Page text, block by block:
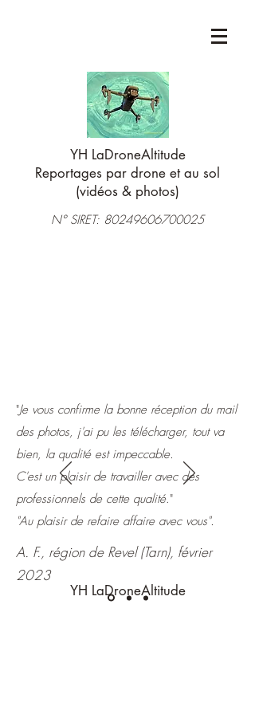
YH LaDroneAltitude
Reportages par drone et au sol
(vidéos & photos)
N° SIRET: 80249606700025
"Je vous confirme la bonne réception du mail
des photos, j'ai pu les télécharger, tout va
bien, la qualité est impeccable.
C'est un plaisir de travailler avec des
professionnels de cette qualité."
"Au plaisir de refaire affaire avec vous".
A. F., région de Revel (Tarn), février
2023
YH LaDroneAltitude